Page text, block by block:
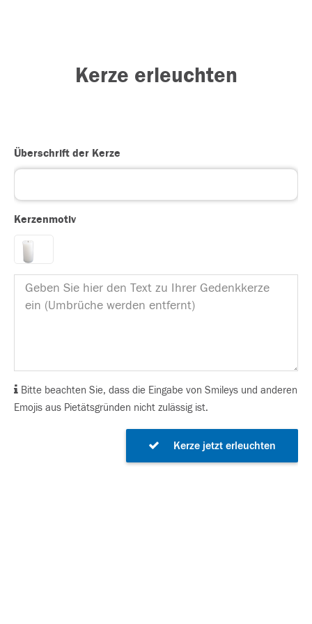
Kerze erleuchten
Überschrift der Kerze
Kerzenmotiv
Bitte beachten Sie, dass die Eingabe von Smileys und anderen
Emojis aus Pietätsgründen nicht zulässig ist.
Kerze jetzt erleuchten